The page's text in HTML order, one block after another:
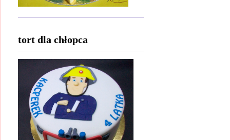
tort dla chłopca